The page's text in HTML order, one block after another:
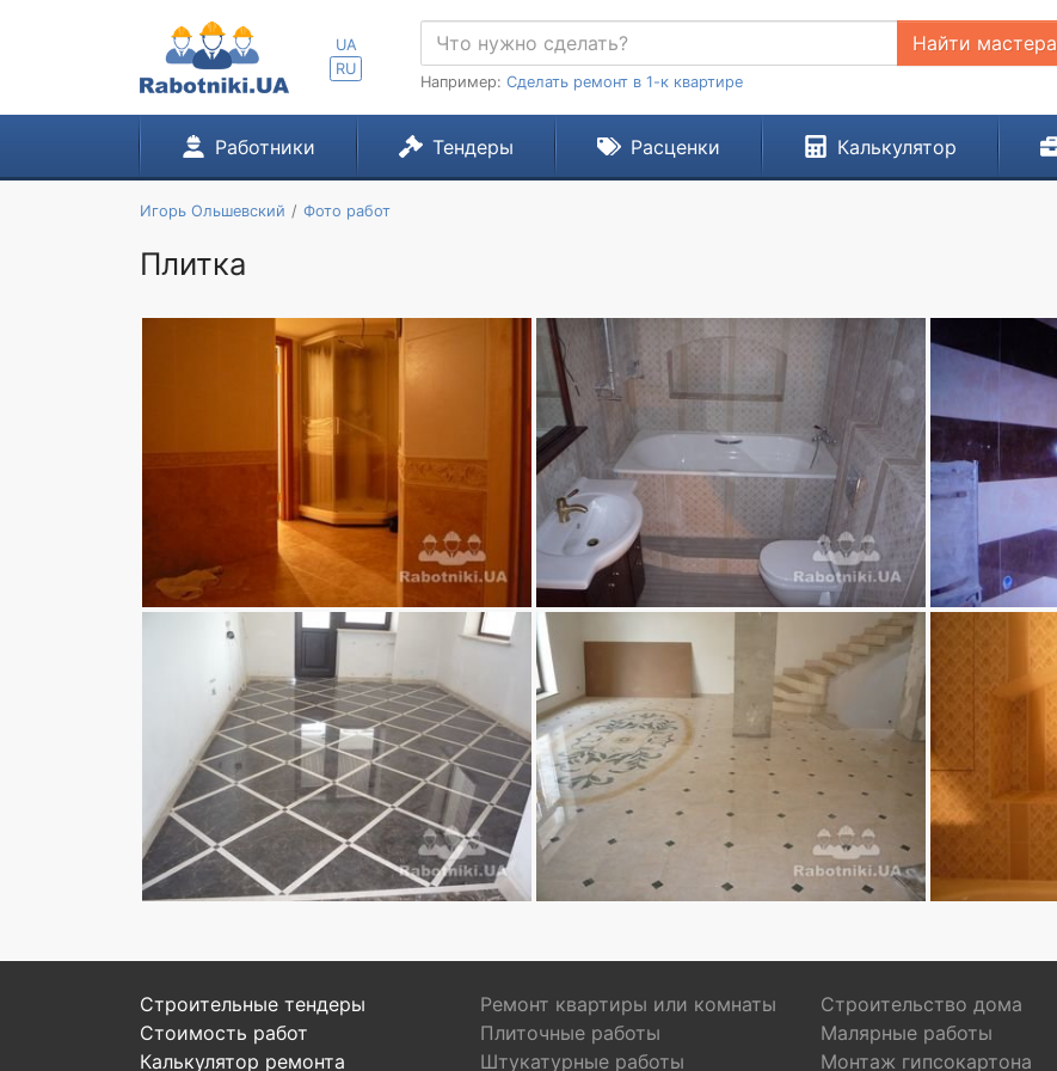
UA
RU
Найти мастера
Например: Сделать ремонт в 1-к квартире
Работники Тендеры Расценки Калькулятор
Игорь Ольшевский Фото работ
Плитка
Строительные тендеры
Стоимость работ
Калькулятор ремонта
Ремонт квартиры или комнаты
Строительство дома
Плиточные работы
Малярные работы
Штукатурные работы
Монтаж гипсокартона